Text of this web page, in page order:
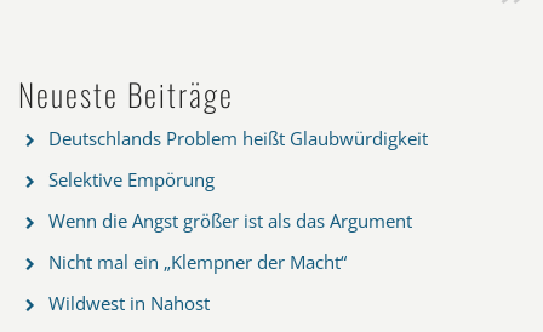
Neueste Beiträge
Deutschlands Problem heißt Glaubwürdigkeit
Selektive Empörung
Wenn die Angst größer ist als das Argument
Nicht mal ein „Klempner der Macht“
Wildwest in Nahost